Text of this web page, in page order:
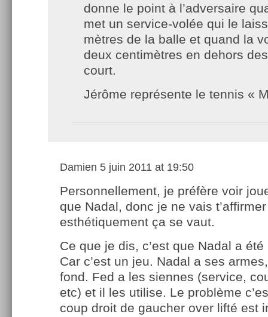
donne le point à l’adversaire
met un service-volée qui le
mètres de la balle et quand la
deux centimètres en dehors
court.
Jérôme représente le tennis «
Damien 5 juin 2011 at 19:50
Personnellement, je préfère voir
que Nadal, donc je ne vais
esthétiquement ça se vaut.
Ce que je dis, c’est que Nadal a
Car c’est un jeu. Nadal a ses
fond. Fed a les siennes (service,
etc) et il les utilise. Le problème
coup droit de gaucher over lifté est